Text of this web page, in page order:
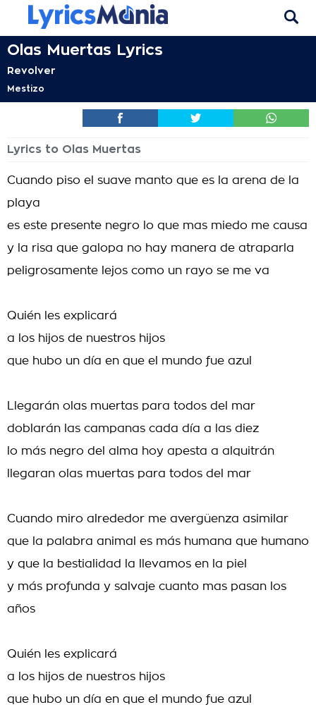
Olas Muertas Lyrics
Revolver
Mestizo
Lyrics to Olas Muertas
Cuando piso el suave manto que es la arena de la
playa
es este presente negro lo que mas miedo me causa
y la risa que galopa no hay manera de atraparla
peligrosamente lejos como un rayo se me va
Quién les explicará
a los hijos de nuestros hijos
que hubo un día en que el mundo fue azul
Llegarán olas muertas para todos del mar
doblarán las campanas cada día a las diez
lo más negro del alma hoy apesta a alquitrán
llegaran olas muertas para todos del mar
Cuando miro alrededor me avergüenza asimilar
que la palabra animal es más humana que humano
y que la bestialidad la llevamos en la piel
y más profunda y salvaje cuanto mas pasan los
años
Quién les explicará
a los hijos de nuestros hijos
que hubo un día en que el mundo fue azul